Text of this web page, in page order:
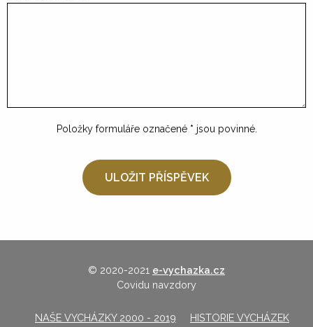
Položky formuláře označené * jsou povinné.
© 2020-2021 e-vychazka.cz
Covidu navzdory
NAŠE VYCHÁZKY 2000 - 2019 HISTORIE VYCHÁZEK